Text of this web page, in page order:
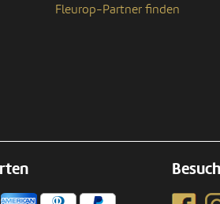
Fleurop-Partner finden